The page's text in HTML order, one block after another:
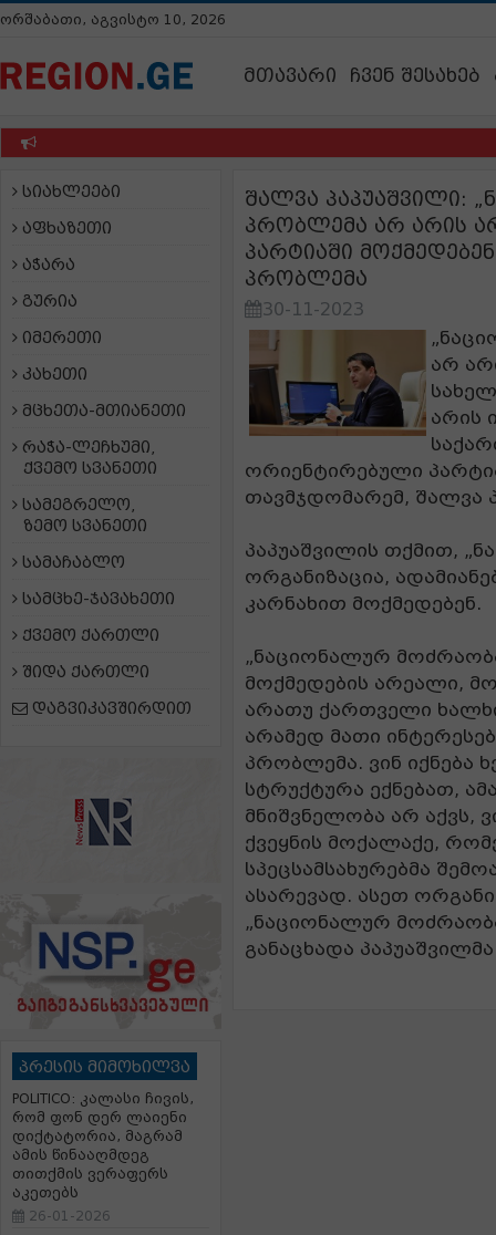
ორშაბათი, აგვისტო 10, 2026
მთავარი ჩვენ შესახებ
სიახლეები
აფხაზეთი
აჭარა
გურია
იმერეთი
კახეთი
მცხეთა-მთიანეთი
რაჭა-ლეჩხუმი,
ქვემო სვანეთი
სამეგრელო,
ზემო სვანეთი
სამაჩაბლო
სამცხე-ჯავახეთი
ქვემო ქართლი
შიდა ქართლი
დაგვიკავშირდით
პრესის მიმოხილვა
POLITICO: კალასი ჩივის,
რომ ფონ დერ ლაიენი
დიქტატორია, მაგრამ
ამის წინააღმდეგ
თითქმის ვერაფერს
აკეთებს
26-01-2026
შალვა პაპუაშვილი:
პრობლემა არ არის
პარტიაში
პრობლემა
30-11-2023
არ
არის
ორიენტირებული
თავმჯდომარემ, შალვა
პაპუაშვილის თქმით,
ორგანიზაცია,
კარნახით მოქმედებენ.
„ნაციონალურ
მოქმედების არეალი,
არათუ ქართველი
არამედ მათი
პრობლემა. ვინ
სტრუქტურა ექნებათ,
მნიშვნელობა არ აქვს,
ქვეყნის მოქალაქე,
სპეცსამსახურებმა
ასარევად. ასეთ
„ნაციონალურ
განაცხადა